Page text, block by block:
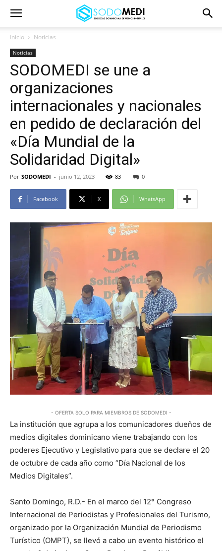
Inicio Noticias
Noticias
SODOMEDI se une a
organizaciones
internacionales y nacionales
en pedido de declaración del
«Día Mundial de la
Solidaridad Digital»
Por SODOMEDI - junio 12, 2023 83 0
Facebook X WhatsApp
- OFERTA SOLO PARA MIEMBROS DE SODOMEDI -
La institución que agrupa a los comunicadores dueños de
medios digitales dominicano viene trabajando con los
poderes Ejecutivo y Legislativo para que se declare el 20
de octubre de cada año como “Día Nacional de los
Medios Digitales”.
Santo Domingo, R.D.- En el marco del 12° Congreso
Internacional de Periodistas y Profesionales del Turismo,
organizado por la Organización Mundial de Periodismo
Turístico (OMPT), se llevó a cabo un evento histórico el